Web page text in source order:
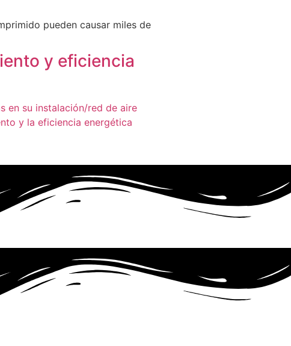
pueden causar miles de
y eficiencia
en su instalación/red de aire
y la eficiencia energética